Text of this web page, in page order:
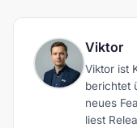
Viktor
Viktor ist
berichtet
neues
liest